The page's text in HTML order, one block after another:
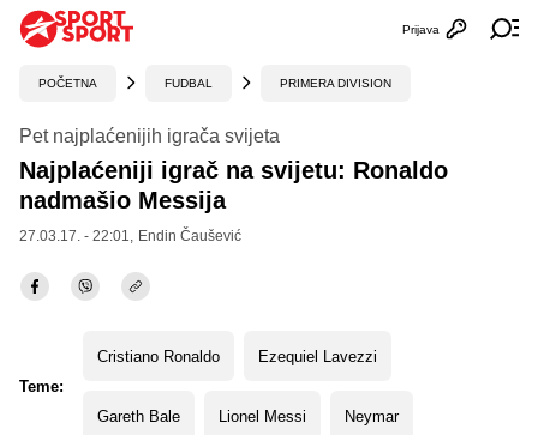
Otvori
Prijava
POČETNA FUDBAL PRIMERA DIVISION
Pet najplaćenijih igrača svijeta
Najplaćeniji igrač na svijetu: Ronaldo
nadmašio Messija
27.03.17. - 22:01, Endin Čaušević
Teme:
Cristiano Ronaldo Ezequiel Lavezzi
Gareth Bale Lionel Messi Neymar